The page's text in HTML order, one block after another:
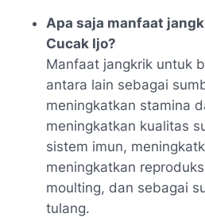
Apa saja manfaat
Cucak Ijo?
Manfaat jangkrik untuk
antara lain sebagai
meningkatkan stamina
meningkatkan kualitas
sistem imun,
meningkatkan
moulting, dan sebagai
tulang.